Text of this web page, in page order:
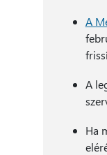
A
A
Ha